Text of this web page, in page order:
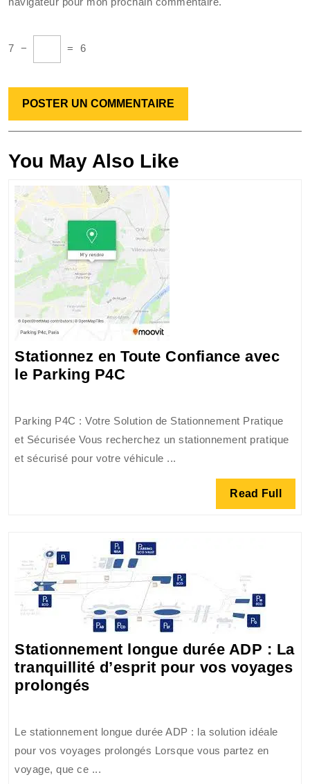
7 − = 6
You May Also Like
Stationnez en Toute Confiance avec
le Parking P4C
Confiance
avec
le
Parking P4C : Votre Solution de Stationnement Pratique
et Sécurisée Vous recherchez un stationnement pratique
et sécurisé pour votre véhicule ...
Read Full Read
Full
Stationnement longue durée ADP : La
tranquillité d’esprit pour vos voyages
prolongésStationnement
ADP
:
La
Le stationnement longue durée ADP : la solution idéale
pour vos voyages prolongés Lorsque vous partez en
voyage, que ce ...